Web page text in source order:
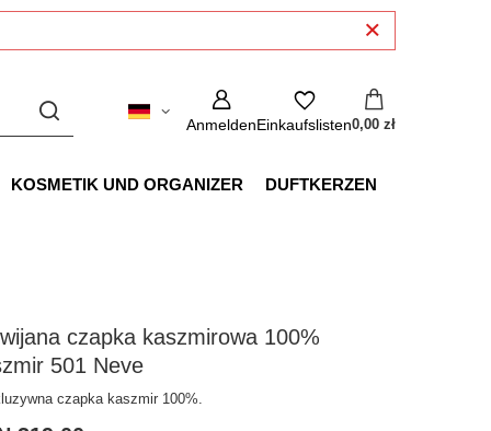
AnmeldenEinkaufslisten0,00 zł
KOSMETIK UND ORGANIZER
DUFTKERZEN
czapka kaszmirowa 100%
501 Neve
czapka kaszmir 100%.